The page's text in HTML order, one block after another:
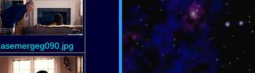
asemergeg090.jpg